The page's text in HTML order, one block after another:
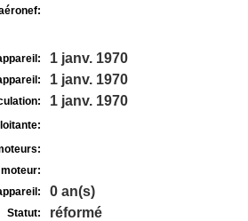
1 janv. 1970
1 janv. 1970
1 janv. 1970
0 an(s)
Statut: réformé